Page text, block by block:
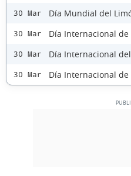
30 Mar Día Mundial del
30 Mar Día Internacional de
30 Mar Día Internacional
30 Mar Día Internacional